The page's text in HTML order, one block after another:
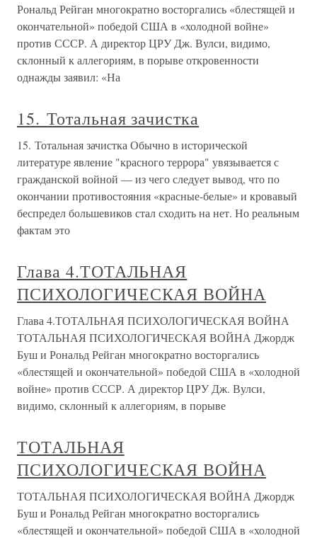
Рональд Рейган многократно восторгались «блестящей и
окончательной» победой США в «холодной войне»
против СССР. А директор ЦРУ Дж. Вулси, видимо,
склонный к аллегориям, в порыве откровенности
однажды заявил: «На
15. Тотальная зачистка
15. Тотальная зачистка Обычно в исторической
литературе явление "красного террора" увязывается с
гражданской войной — из чего следует вывод, что по
окончании противостояния «красные-белые» и кровавый
беспредел большевиков стал сходить на нет. Но реальным
фактам это
Глава 4.ТОТАЛЬНАЯ
ПСИХОЛОГИЧЕСКАЯ ВОЙНА
Глава 4.ТОТАЛЬНАЯ ПСИХОЛОГИЧЕСКАЯ ВОЙНА
ТОТАЛЬНАЯ ПСИХОЛОГИЧЕСКАЯ ВОЙНА Джордж
Буш и Рональд Рейган многократно восторгались
«блестящей и окончательной» победой США в «холодной
войне» против СССР. А директор ЦРУ Дж. Вулси,
видимо, склонный к аллегориям, в порыве
ТОТАЛЬНАЯ
ПСИХОЛОГИЧЕСКАЯ ВОЙНА
ТОТАЛЬНАЯ ПСИХОЛОГИЧЕСКАЯ ВОЙНА Джордж
Буш и Рональд Рейган многократно восторгались
«блестящей и окончательной» победой США в «холодной